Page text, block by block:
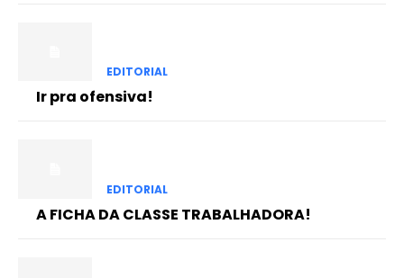
EDITORIAL
Ir pra ofensiva!
EDITORIAL
A FICHA DA CLASSE TRABALHADORA!